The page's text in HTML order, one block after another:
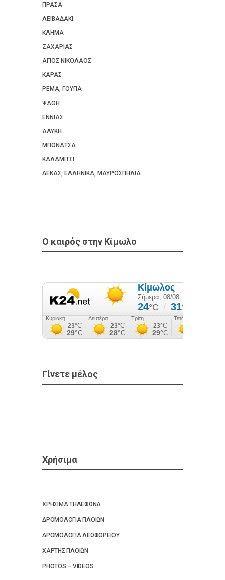
ΠΡΑΣΑ
ΛΕΙΒΑΔΑΚΙ
ΚΛΗΜΑ
ΖΑΧΑΡΙΑΣ
ΑΓΙΟΣ ΝΙΚΟΛΑΟΣ
ΚΑΡΑΣ
ΡΕΜΑ, ΓΟΥΠΑ
ΨΑΘΗ
ΕΝΝΙΑΣ
ΑΛΥΚΗ
ΜΠΟΝΑΤΣΑ
ΚΑΛΑΜΙΤΣΙ
ΔΕΚΑΣ, ΕΛΛΗΝΙΚΑ, ΜΑΥΡΟΣΠΗΛΙΑ
Ο καιρός στην Κίμωλο
Γίνετε μέλος
Χρήσιμα
ΧΡΗΣΙΜΑ ΤΗΛΕΦΩΝΑ
ΔΡΟΜΟΛΟΓΙΑ ΠΛΟΙΩΝ
ΔΡΟΜΟΛΟΓΙΑ ΛΕΩΦΟΡΕΙΟΥ
ΧΑΡΤΗΣ ΠΛΟΙΩΝ
PHOTOS – VIDEOS